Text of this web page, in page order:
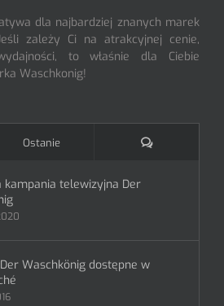
dla najbardziej znanych marek
zależy Ci na atrakcyjnej cenie,
to właśnie dla Ciebie
Waschkonig!
Ostanie Komentarze
kampania telewizyjna Der
Waschkönig dostępne w